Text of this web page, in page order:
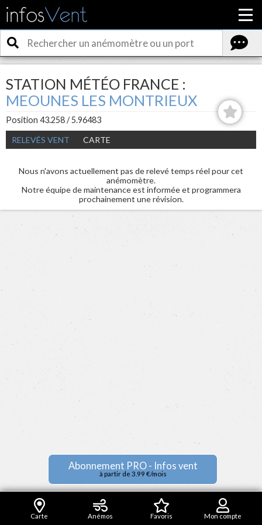
STATION MÉTÉO FRANCE :
MEOUNES LES MONTRIEUX
Position 43.258 / 5.96483
RELEVÉS VENT
CARTE
Nous n'avons actuellement pas de relevé temps réel pour cet
anémomètre.
Notre équipe de maintenance est informée et programmera
prochainement une révision.
Carte Anémos Favoris Mon compte
Abonnement PRO - Infos vent
à partir de 3.99 €/mois